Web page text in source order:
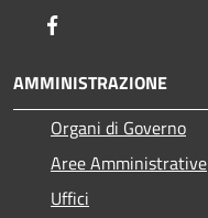
AMMINISTRAZIONE
Organi di Governo
Aree Amministrative
Uffici